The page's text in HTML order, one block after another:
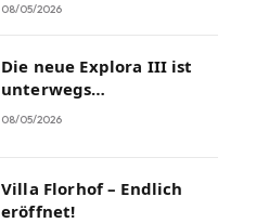
08/05/2026
Die neue Explora III ist
unterwegs…
08/05/2026
Villa Florhof – Endlich
eröffnet!